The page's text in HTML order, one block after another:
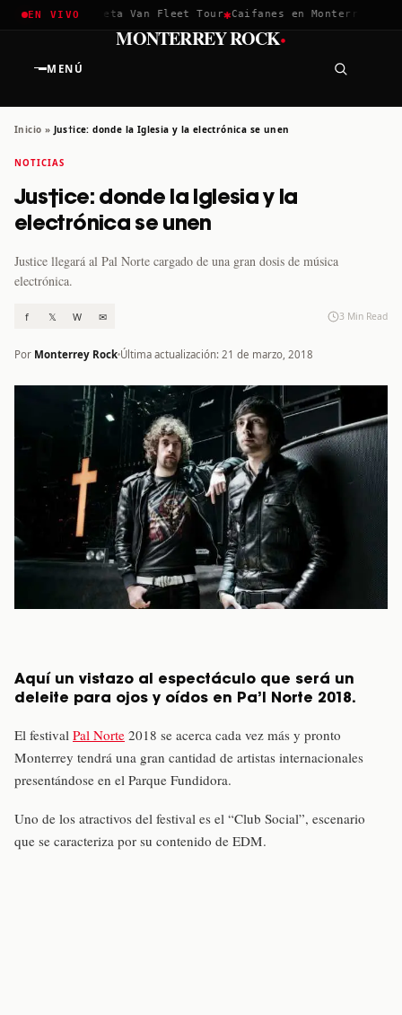
EN VIVO
2026 ✱Greta Van Fleet Tour✱Caifanes en Monterrey · 12
MENÚ
MONTERREY ROCK·
Inicio » Jus†ice: donde la Iglesia y la electrónica se unen
NOTICIAS
Jus†ice: donde la Iglesia y la
electrónica se unen
Justice llegará al Pal Norte cargado de una gran dosis de música
electrónica.
f 𝕏 W ✉ 3 Min Read
Por Monterrey Rock Última actualización: 21 de marzo, 2018
Aquí un vistazo al espectáculo que será un
deleite para ojos y oídos en Pa’l Norte 2018.
El festival Pal Norte 2018 se acerca cada vez más y pronto
Monterrey tendrá una gran cantidad de artistas internacionales
presentándose en el Parque Fundidora.
Uno de los atractivos del festival es el “Club Social”, escenario
que se caracteriza por su contenido de EDM.